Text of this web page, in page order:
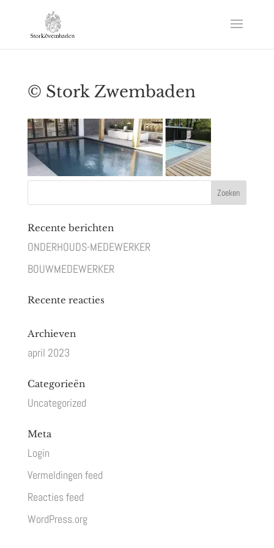
© Stork Zwembaden
Recente berichten
ONDERHOUDS-MEDEWERKER
BOUWMEDEWERKER
Recente reacties
Archieven
april 2023
Categorieën
Uncategorized
Meta
Login
Vermeldingen feed
Reacties feed
WordPress.org